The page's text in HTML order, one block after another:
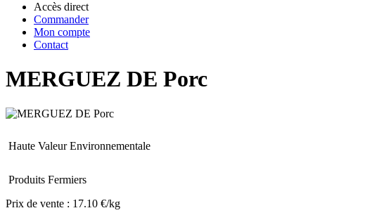
Accès direct
Commander
Mon compte
Contact
MERGUEZ DE Porc
Haute Valeur Environnementale
Produits Fermiers
Prix de vente : 17.10 €/kg